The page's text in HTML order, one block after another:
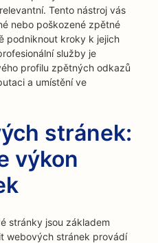
Tento nástroj vás
nebo poškozené zpětné
podniknout kroky k jejich
služby je
profilu zpětných odkazů
a umístění ve
stránek:
výkon
stránky jsou základem
webových stránek provádí